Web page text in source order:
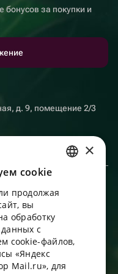
за покупки и
д. 9, помещение 2/3
области информационных
по размещению
товаров.
ENGLISH
UKRAINIAN
PORTUGUESE
×
сookie
продолжая
вы
обработку
с
cookie-файлов,
«Яндекс
Mail.ru», для